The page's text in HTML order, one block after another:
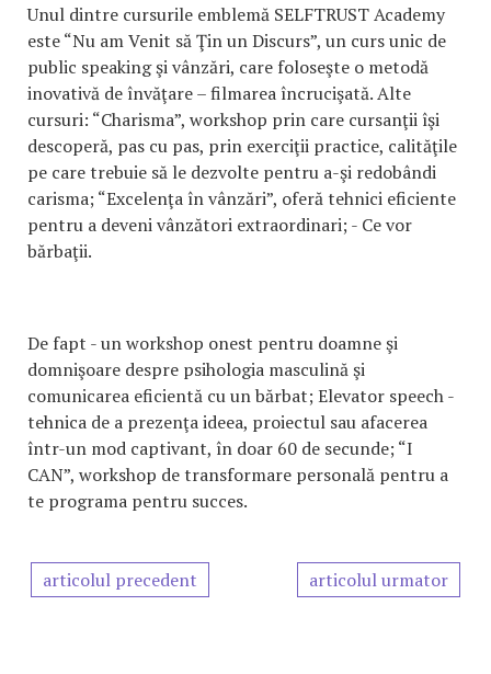
Unul dintre cursurile emblemă SELFTRUST Academy
este “Nu am Venit să Ţin un Discurs”, un curs unic de
public speaking şi vânzări, care foloseşte o metodă
inovativă de învăţare – filmarea încrucişată. Alte
cursuri: “Charisma”, workshop prin care cursanţii îşi
descoperă, pas cu pas, prin exerciţii practice, calităţile
pe care trebuie să le dezvolte pentru a-şi redobândi
carisma; “Excelenţa în vânzări”, oferă tehnici eficiente
pentru a deveni vânzători extraordinari; - Ce vor
bărbaţii.
De fapt - un workshop onest pentru doamne şi
domnişoare despre psihologia masculină şi
comunicarea eficientă cu un bărbat; Elevator speech -
tehnica de a prezenţa ideea, proiectul sau afacerea
într-un mod captivant, în doar 60 de secunde; “I
CAN”, workshop de transformare personală pentru a
te programa pentru succes.
articolul precedent articolul urmator